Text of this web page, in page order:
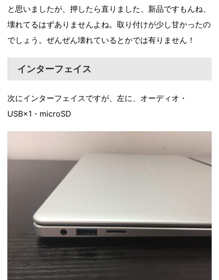
と思いましたが、押したら直りました、新品ですもんね、
壊れてるはずありませんよね。取り付けが少し甘かったの
でしょう。ぜんぜん壊れているとかでは有りません！
インターフェイス
次にインターフェイスですが、左に、オーディオ・
USB×1・microSD